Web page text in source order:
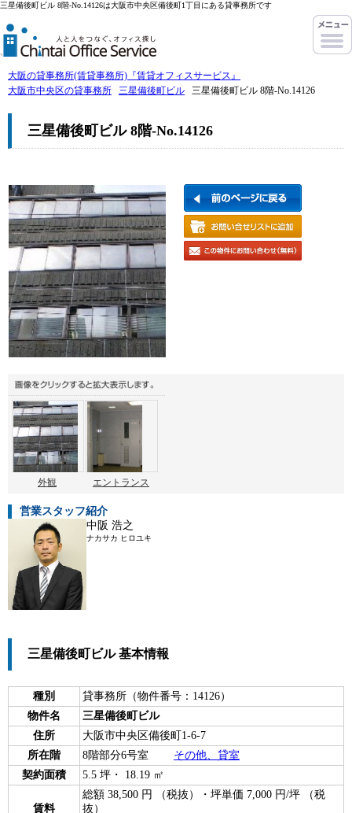
三星備後町ビル 8階-No.14126は大阪市中央区備後町1丁目にある貸事務所です
大阪の貸事務所(賃貸事務所)『賃貸オフィスサービス』
大阪市中央区の貸事務所
三星備後町ビル 三星備後町ビル 8階-No.14126
三星備後町ビル 8階-No.14126
外観 エントランス
営業スタッフ紹介
中阪 浩之
ナカサカ ヒロユキ
三星備後町ビル 基本情報
種別
貸事務所（物件番号：14126）
物件名
三星備後町ビル
住所
大阪市中央区備後町1-6-7
所在階
8階部分6号室 その他、貸室
契約面積
5.5 坪・ 18.19 ㎡
賃料
総額 38,500 円 （税抜）・坪単価 7,000 円/坪 （税
抜）